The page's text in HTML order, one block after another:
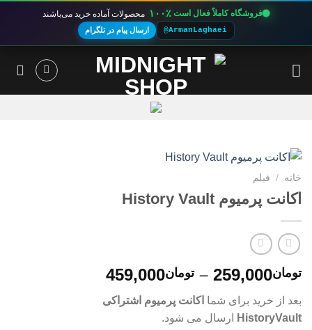
فروشگاه کاملاً فعال است ۱۰۰٪ محصولات آماده خرید می‌باشند
@ArmanLaghaei ارسال پیام در تلگرام
خانه / فیلم
اکانت پرمیوم History Vault
تومان259,000
– تومان459,000محدوده
بعد از خرید برای شما اکانت پرمیوم اشتراکی
HistoryVault
ارسال می شود.